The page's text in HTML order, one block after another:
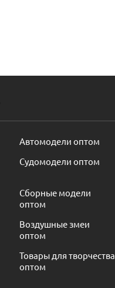
Автомодели оптом
Судомодели оптом
Сборные модели
оптом
Воздушные змеи
оптом
Товары для творчества
оптом